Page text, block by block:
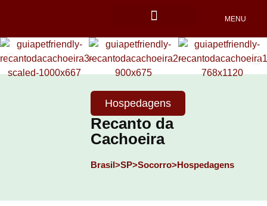
MENU
Hospedagens
Recanto da
Cachoeira
Brasil>SP>Socorro>Hospedagens